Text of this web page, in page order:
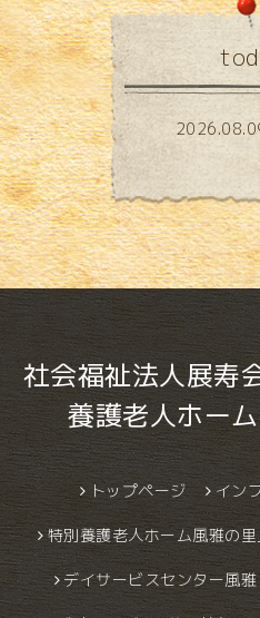
社会福祉法人展寿
養護老人ホー
トップページ イン
特別養護老人ホーム風雅の
デイサービスセンター風雅